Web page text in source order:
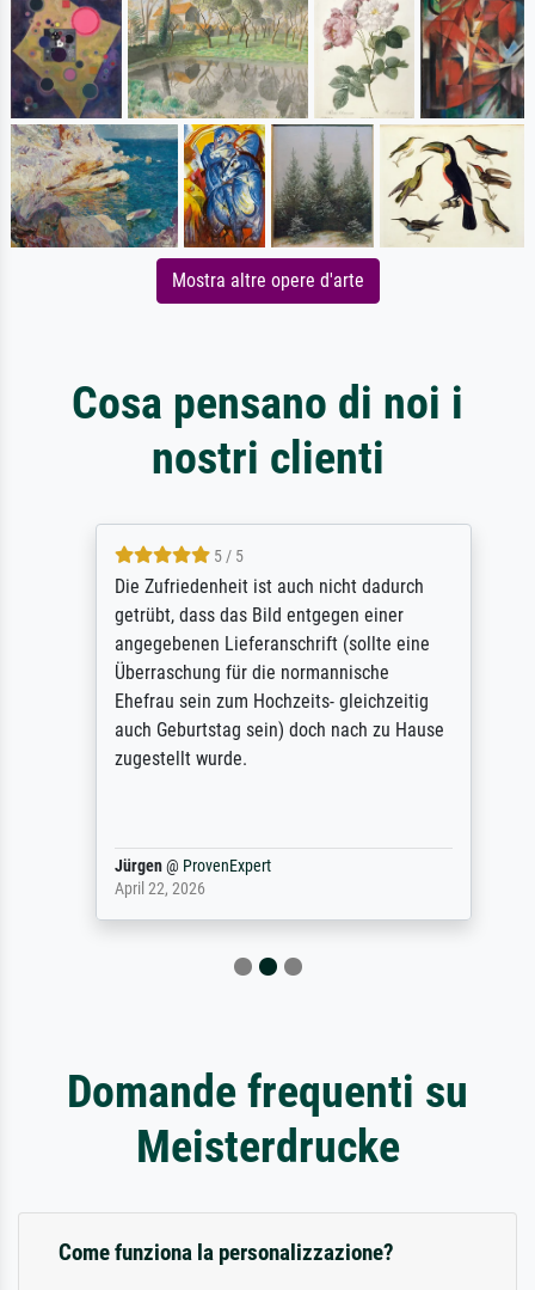
Mostra altre opere d'arte
Cosa pensano di noi i
nostri clienti
5 / 5
Die Zufriedenheit ist auch nicht dadurch
getrübt, dass das Bild entgegen einer
angegebenen Lieferanschrift (sollte eine
Überraschung für die normannische
Ehefrau sein zum Hochzeits- gleichzeitig
auch Geburtstag sein) doch nach zu Hause
zugestellt wurde.
Jürgen@ProvenExpert
April 22, 2026
Domande frequenti su
Meisterdrucke
Come funziona la personalizzazione?